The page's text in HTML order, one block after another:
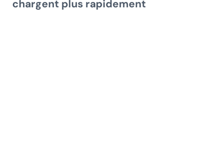
chargent plus rapidement